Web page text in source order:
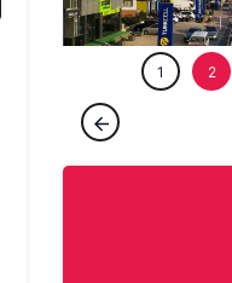
ÖZEL HABER
Şanlıurfalılar
1 2